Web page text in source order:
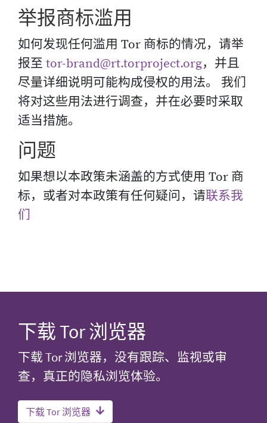
举报商标滥用
如何发现任何滥用 Tor 商标的情况，请举
报至 tor-brand@rt.torproject.org，并且
尽量详细说明可能构成侵权的用法。 我们
将对这些用法进行调查，并在必要时采取
适当措施。
问题
如果想以本政策未涵盖的方式使用 Tor 商
标，或者对本政策有任何疑问，请联系我
们
下载 Tor 浏览器
下载 Tor 浏览器，没有跟踪、监视或审
查，真正的隐私浏览体验。
下载 Tor 浏览器